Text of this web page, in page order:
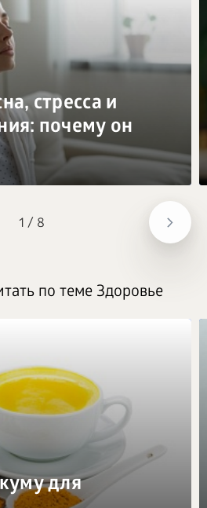
1 / 8
стресса и
почему он
по теме Здоровье
для